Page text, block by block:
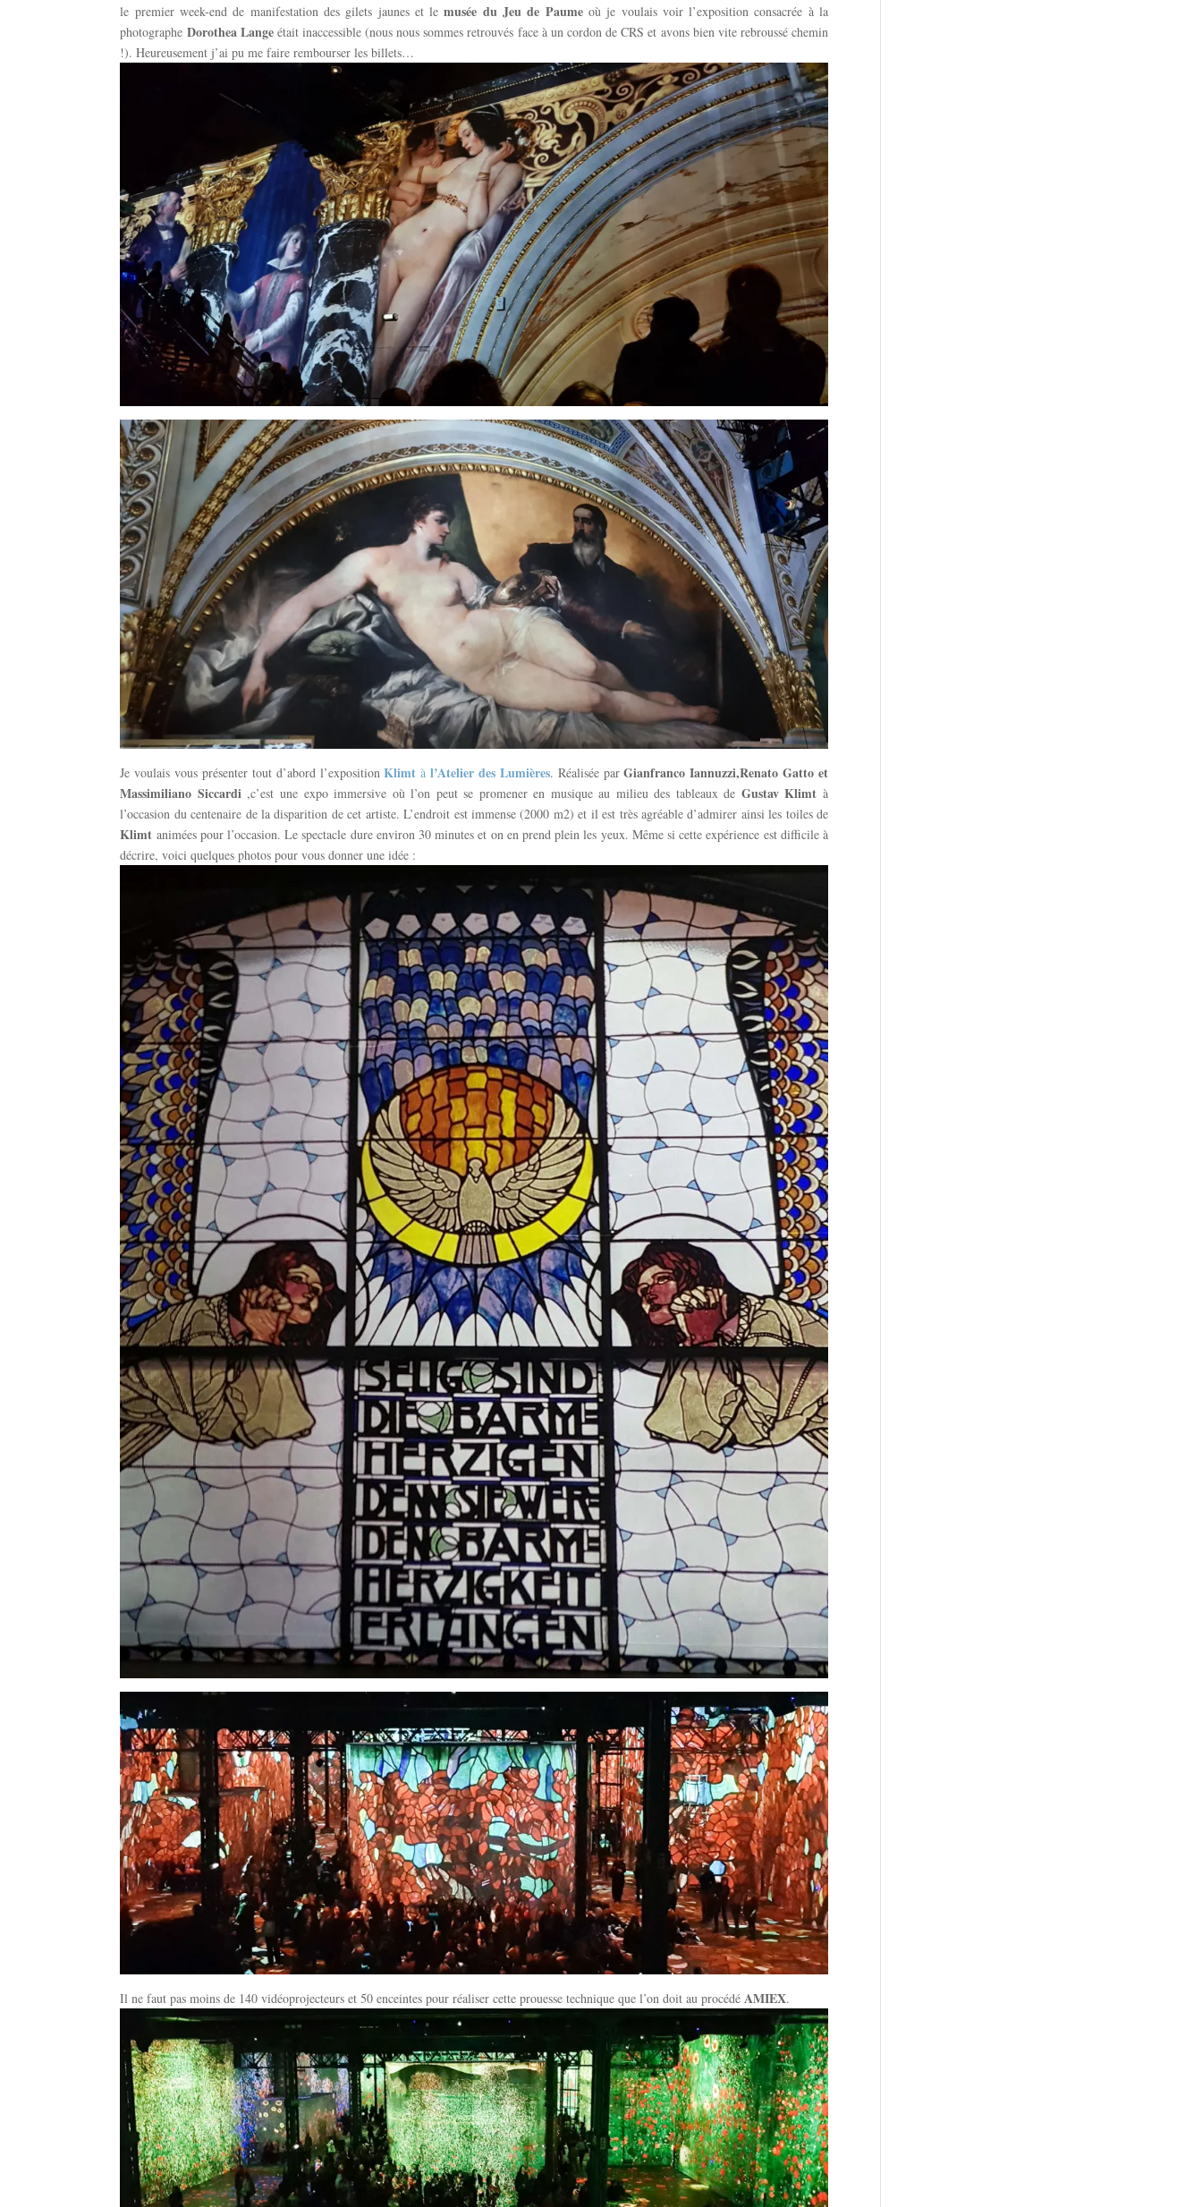
le premier week-end de manifestation des gilets jaunes et lemusée du Jeu de Paumeoù je voulais voir l’exposition consacrée à la
photographe Dorothea Langeétait inaccessible (nous nous sommes retrouvés face à un cordon de CRS et avons bien vite rebroussé chemin
!). Heureusement j’ai pu me faire rembourser les billets…
Je voulais vous présenter tout d’abord l’expositionKlimt àl’Atelier des Lumières. Réalisée parGianfranco Iannuzzi,Renato Gatto et
Massimiliano Siccardi ,c’est une expo immersive où l’on peut se promener en musique au milieu des tableaux de Gustav Klimt à
l’occasion du centenaire de la disparition de cet artiste. L’endroit est immense (2000 m2) et il est très agréable d’admirer ainsi les toiles de
Klimt animées pour l’occasion. Le spectacle dure environ 30 minutes et on en prend plein les yeux. Même si cette expérience est difficile à
décrire, voici quelques photos pour vous donner une idée :
Il ne faut pas moins de 140 vidéoprojecteurs et 50 enceintes pour réaliser cette prouesse technique que l’on doit au procédé AMIEX.